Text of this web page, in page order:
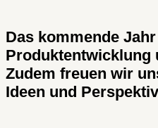
Das kommende
Produktentwicklung
Zudem freuen wir
Ideen und